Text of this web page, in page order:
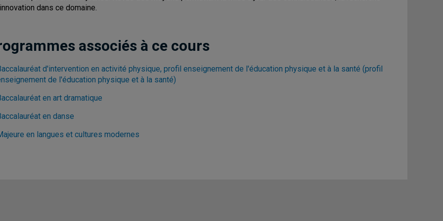
dans ce domaine.
associés à ce cours
d'intervention en activité physique, profil enseignement de l'éducation physique et à la santé (profil
de l'éducation physique et à la santé)
en art dramatique
en danse
en langues et cultures modernes